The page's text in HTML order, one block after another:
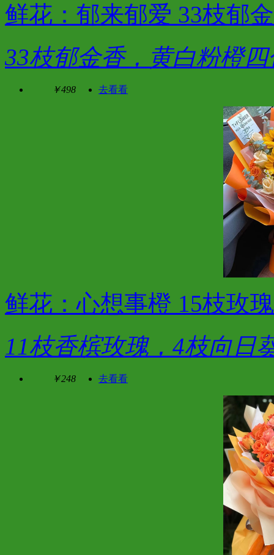
鲜花：郁来郁爱 33枝郁
33枝郁金香，黄白粉橙
￥498 去看看
鲜花：心想事橙 15枝玫
11枝香槟玫瑰，4枝向日
￥248 去看看